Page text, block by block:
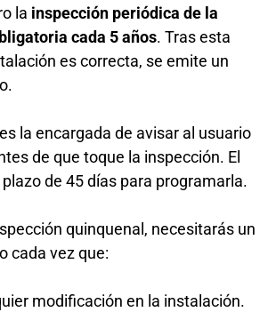
la inspección periódica de la
cada 5 años. Tras esta
es correcta, se emite un
la encargada de avisar al usuario
de que toque la inspección. El
de 45 días para programarla.
quinquenal, necesitarás un
cada vez que:
modificación en la instalación.